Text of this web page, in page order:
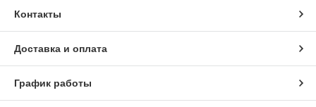
Контакты
Доставка и оплата
График работы